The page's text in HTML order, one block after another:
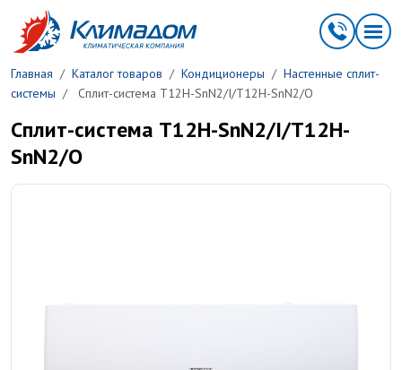
Перейти к основному содержанию
Главная Каталог товаров Кондиционеры
Настенные сплит-
системы
Сплит-система T12H-SnN2/I/T12H-SnN2/O
Сплит-система T12H-SnN2/I/T12H-
SnN2/O